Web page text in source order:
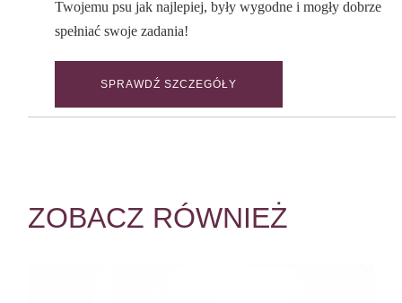
Twojemu psu jak najlepiej, były wygodne i mogły dobrze
spełniać swoje zadania!
SPRAWDŹ SZCZEGÓŁY
ZOBACZ RÓWNIEŻ